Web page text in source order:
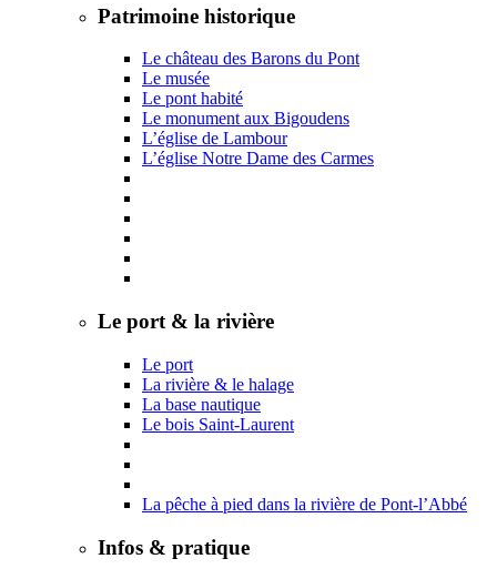
Patrimoine historique
Le château des Barons du Pont
Le musée
Le pont habité
Le monument aux Bigoudens
L’église de Lambour
L’église Notre Dame des Carmes
Le port & la rivière
Le port
La rivière & le halage
La base nautique
Le bois Saint-Laurent
La pêche à pied dans la rivière de Pont-l’Abbé
Infos & pratique